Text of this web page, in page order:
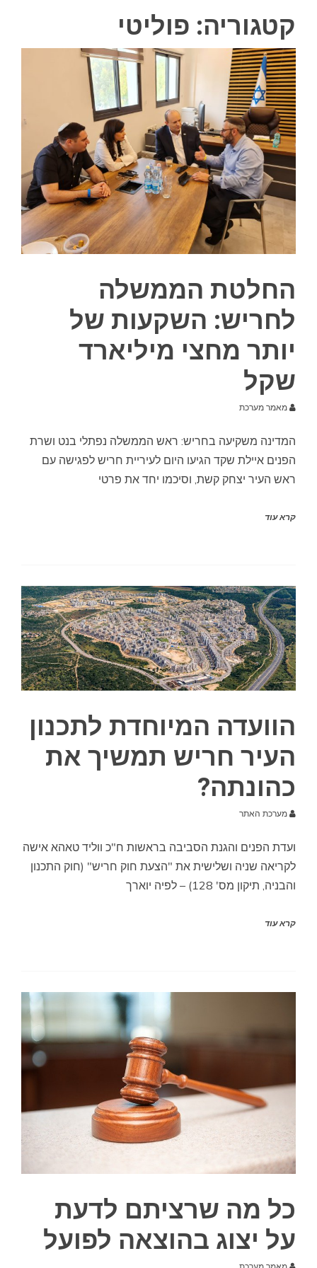
קטגוריה: פוליטי
החלטת הממשלה
לחריש: השקעות של
יותר מחצי מיליארד
שקל
מאמר מערכת
המדינה משקיעה בחריש: ראש הממשלה נפתלי בנט ושרת
הפנים איילת שקד הגיעו היום לעיריית חריש לפגישה עם
ראש העיר יצחק קשת, וסיכמו יחד את פרטי
קרא עוד
הוועדה המיוחדת לתכנון
העיר חריש תמשיך את
כהונתה?
מערכת האתר
ועדת הפנים והגנת הסביבה בראשות ח"כ ווליד טאהא אישה
לקריאה שניה ושלישית את "הצעת חוק חריש" (חוק התכנון
והבניה, תיקון מס' 128) – לפיה יוארך
קרא עוד
כל מה שרציתם לדעת
על יצוג בהוצאה לפועל